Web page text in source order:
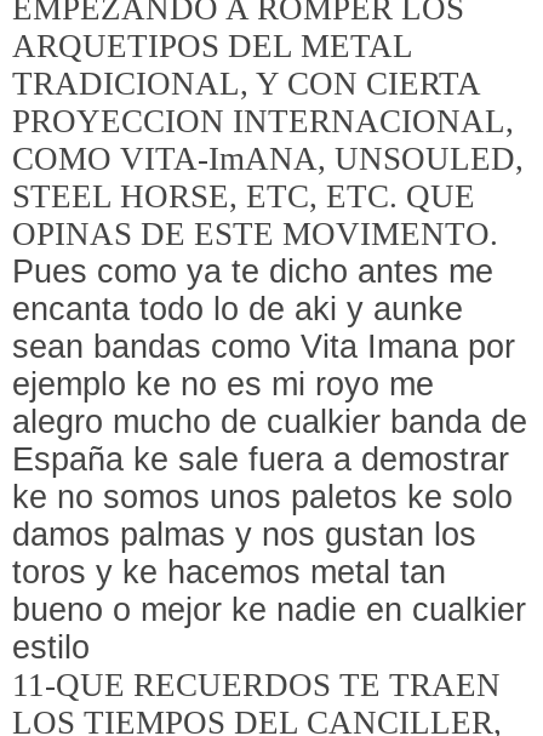
EMPEZANDO A ROMPER LOS
ARQUETIPOS DEL METAL
TRADICIONAL, Y CON CIERTA
PROYECCION INTERNACIONAL,
COMO VITA-ImANA, UNSOULED,
STEEL HORSE, ETC, ETC. QUE
OPINAS DE ESTE MOVIMENTO.
Pues como ya te dicho antes me
encanta todo lo de aki y aunke
sean bandas como Vita Imana por
ejemplo ke no es mi royo me
alegro mucho de cualkier banda de
España ke sale fuera a demostrar
ke no somos unos paletos ke solo
damos palmas y nos gustan los
toros y ke hacemos metal tan
bueno o mejor ke nadie en cualkier
estilo
11-QUE RECUERDOS TE TRAEN
LOS TIEMPOS DEL CANCILLER,